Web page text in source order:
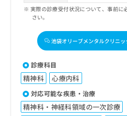
実際の診療受付状況について、事前に
さい。
池袋オリーブメンタルクリニ
診療科目
精神科 心療内科
対応可能な疾患・治療
精神科・神経科領域の一次診療